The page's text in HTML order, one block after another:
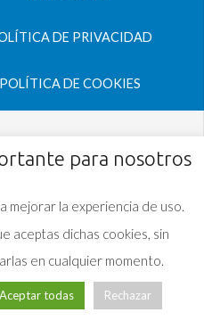
DE PRIVACIDAD
POLÍTICA DE COOKIES
para nosotros
mejorar la experiencia de uso.
aceptas dichas cookies, sin
en cualquier momento.
Aceptar todas Rechazar